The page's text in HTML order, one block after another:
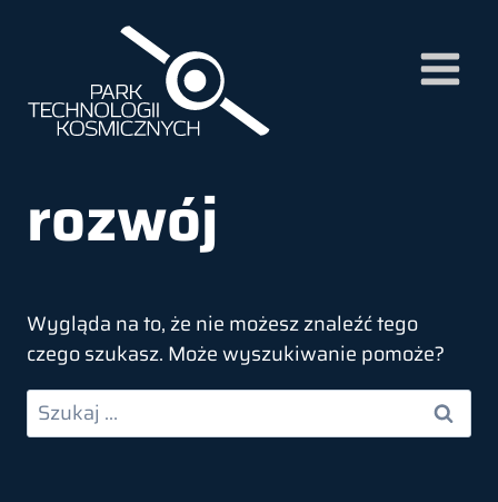
rozwój
Wygląda na to, że nie możesz znaleźć tego
czego szukasz. Może wyszukiwanie pomoże?
Szukaj: